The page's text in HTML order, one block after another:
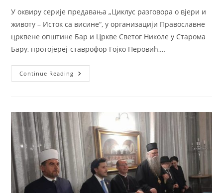
У оквиру серије предавања „Циклус разговора о вјери и
животу – Исток са висине“, у организацији Православне
црквене општине Бар и Цркве Светог Николе у Старома
Бару, протојереј-ставрофор Гојко Перовић,…
Continue Reading Отац
Гојко
“Пост
И
Псалтир”